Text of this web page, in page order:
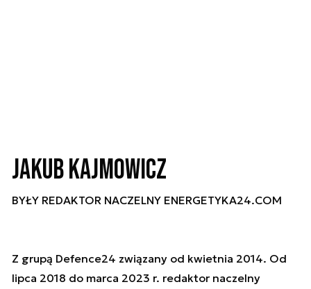
Jakub Kajmowicz
BYŁY REDAKTOR NACZELNY ENERGETYKA24.COM
Z grupą Defence24 związany od kwietnia 2014. Od
lipca 2018 do marca 2023 r. redaktor naczelny